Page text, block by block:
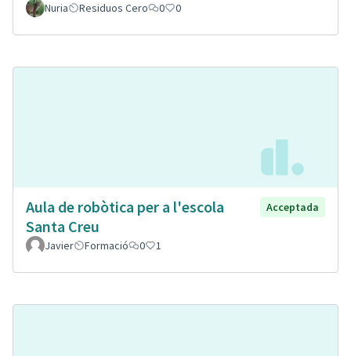
Nuria Residuos Cero 0 0
Aula de robòtica per a l'escola
Santa Creu
Acceptada
Javier Formació 0 1